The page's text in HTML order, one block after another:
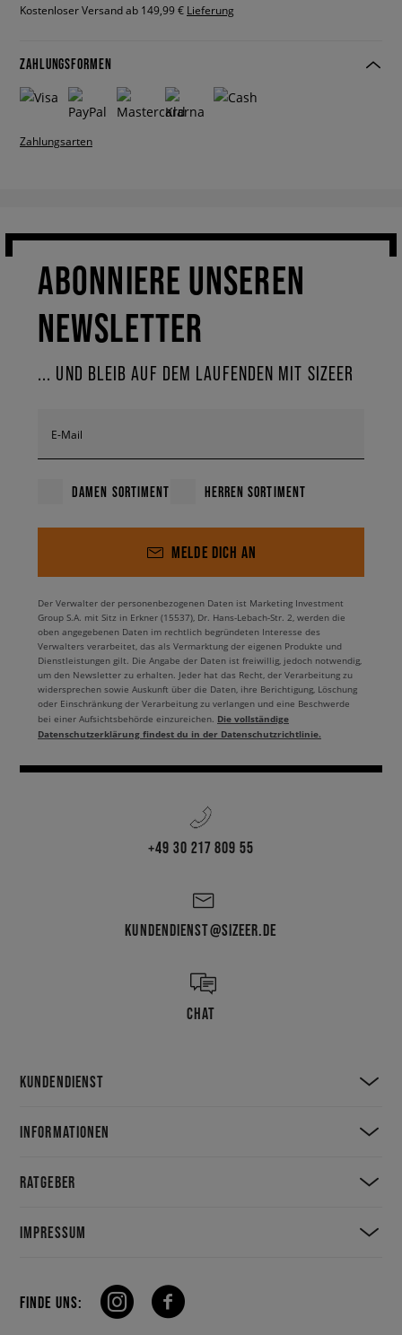
Kostenloser Versand ab 149,99 € Lieferung
ZAHLUNGSFORMEN
Zahlungsarten
ABONNIERE UNSEREN
NEWSLETTER
... UND BLEIB AUF DEM LAUFENDEN MIT SIZEER
E-Mail
DAMEN SORTIMENT HERREN SORTIMENT
MELDE DICH AN
Der Verwalter der personenbezogenen Daten ist Marketing Investment
Group S.A. mit Sitz in Erkner (15537), Dr. Hans-Lebach-Str. 2, werden die
oben angegebenen Daten im rechtlich begründeten Interesse des
Verwalters verarbeitet, das als Vermarktung der eigenen Produkte und
Dienstleistungen gilt. Die Angabe der Daten ist freiwillig, jedoch notwendig,
um den Newsletter zu erhalten. Jeder hat das Recht, der Verarbeitung zu
widersprechen sowie Auskunft über die Daten, ihre Berichtigung, Löschung
oder Einschränkung der Verarbeitung zu verlangen und eine Beschwerde
bei einer Aufsichtsbehörde einzureichen. Die vollständige
Datenschutzerklärung findest du in der Datenschutzrichtlinie.
+49 30 217 809 55
KUNDENDIENST@SIZEER.DE
CHAT
KUNDENDIENST
INFORMATIONEN
RATGEBER
IMPRESSUM
FINDE UNS: